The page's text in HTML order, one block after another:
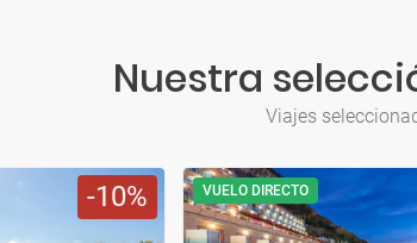
Nuestra
Viajes
10 VUELO DIRECTO